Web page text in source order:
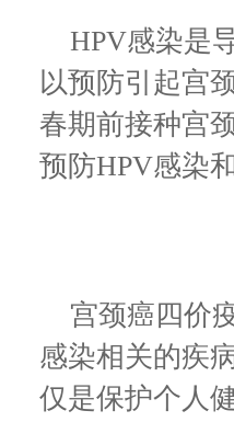
HPV感染是
以预防引起宫
春期前接种宫
预防HPV感染
宫颈癌四价
感染相关的疾
仅是保护个人